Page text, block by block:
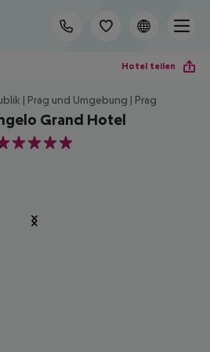
Hotel teilen
| Prag und Umgebung | Prag
Grand Hotel